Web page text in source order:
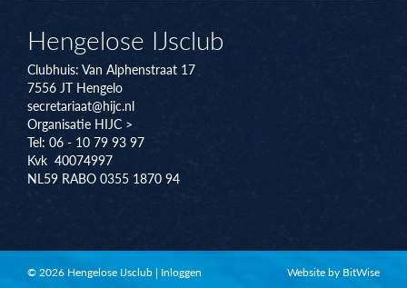
Hengelose IJsclub
Clubhuis: Van Alphenstraat 17
7556 JT Hengelo
secretariaat@hijc.nl
Organisatie HIJC >
Tel: 06 - 10 79 93 97
Kvk 40074997
NL59 RABO 0355 1870 94
Website by BitWise
© 2026 Hengelose IJsclub | Inloggen